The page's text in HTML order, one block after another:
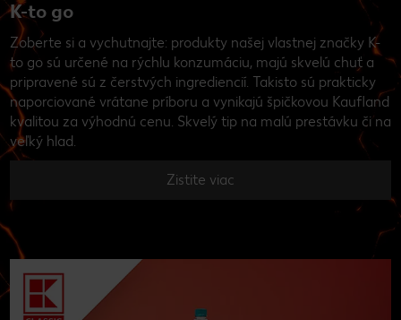
K-to go
Zoberte si a vychutnajte: produkty našej vlastnej značky K-
to go sú určené na rýchlu konzumáciu, majú skvelú chuť a
pripravené sú z čerstvých ingrediencií. Takisto sú prakticky
naporciované vrátane príboru a vynikajú špičkovou Kaufland
kvalitou za výhodnú cenu. Skvelý tip na malú prestávku či na
veľký hlad.
Zistite viac